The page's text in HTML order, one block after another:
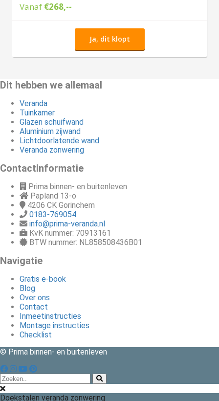
Vanaf €268,--
Ja, dit klopt
Dit hebben we allemaal
Veranda
Tuinkamer
Glazen schuifwand
Aluminium zijwand
Lichtdoorlatende wand
Veranda zonwering
Contactinformatie
Prima binnen- en buitenleven
Papland 13-o
4206 CK Gorinchem
0183-769054
info@prima-veranda.nl
KvK nummer: 70913161
BTW nummer: NL858508436B01
Navigatie
Gratis e-book
Blog
Over ons
Contact
Inmeetinstructies
Montage instructies
Checklist
© Prima binnen- en buitenleven
Doekstalen veranda zonwering